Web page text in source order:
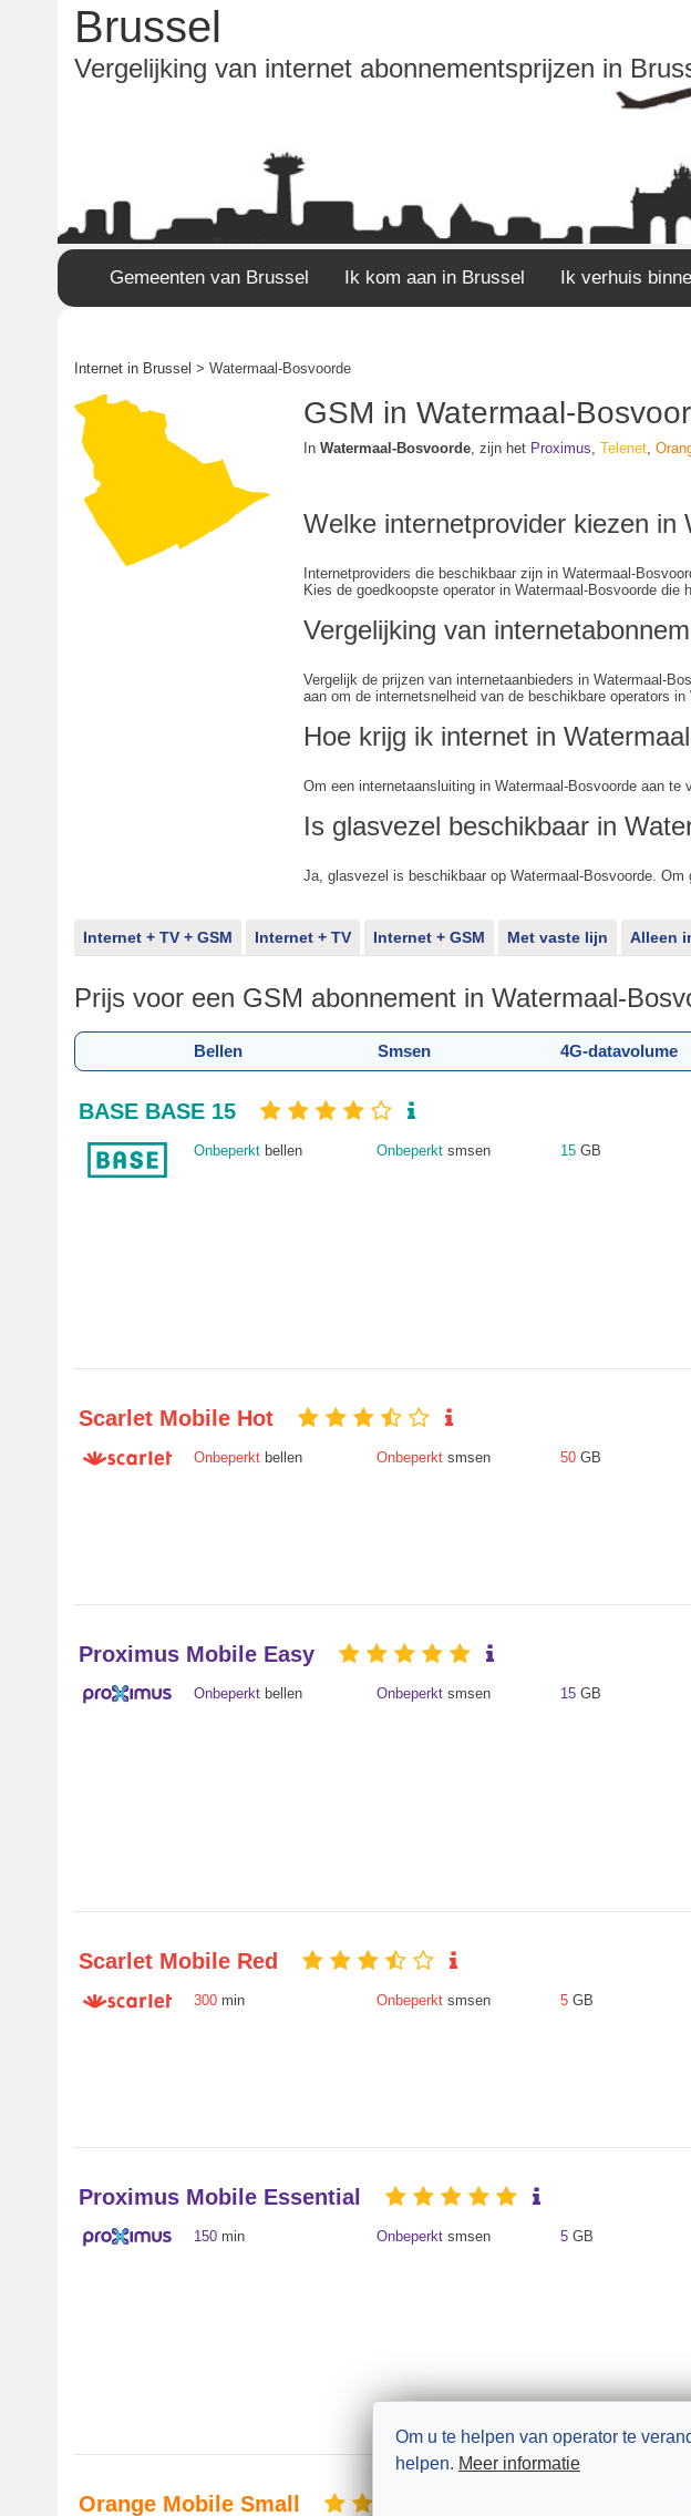
Brussel
Vergelijking van internet abonnementsprijzen in
Gemeenten van Brussel Ik kom aan in Brussel Ik verhuis
Internet in Brussel > Watermaal-Bosvoorde
GSM in Watermaal-
In Watermaal-Bosvoorde, zijn het Proximus, Telenet,
Welke internetprovider kiezen in
Internetproviders die beschikbaar zijn in Watermaal-
Kies de goedkoopste operator in Watermaal-Bosvoorde
Vergelijking van
Vergelijk de prijzen van internetaanbieders in Watermaal-
aan om de internetsnelheid van de beschikbare operators
Hoe krijg ik internet in
Om een internetaansluiting in Watermaal-Bosvoorde aan te
Is glasvezel beschikbaar in
Ja, glasvezel is beschikbaar op Watermaal-Bosvoorde.
Internet + TV + GSM Internet + TV Internet + GSM Met vaste lijn Alleen
Prijs voor een GSM abonnement in Watermaal-
Bellen Smsen 4G-datavolume
BASE BASE 15
Onbeperktbellen Onbeperkt smsen 15 GB
Scarlet Mobile Hot
Onbeperktbellen Onbeperkt smsen 50 GB
Proximus Mobile Easy
Onbeperktbellen Onbeperkt smsen 15 GB
Scarlet Mobile Red
300min Onbeperkt smsen 5 GB
Proximus Mobile Essential
150min Onbeperkt smsen 5 GB
Orange Mobile Small
Om u te helpen van operator te
helpen. Meer informatie